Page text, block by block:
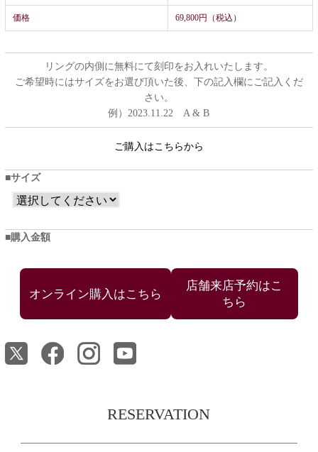
価格 69,800円（税込）
リングの内側に無料にて刻印をお入れいたします。
ご希望時にはサイズをお選び頂いた後、下の記入欄にご記入くだ
さい。
例）2023.11.22 A & B
ご購入はこちらから
サイズ
購入金額
店舗来店予約はこ
ちら
RESERVATION